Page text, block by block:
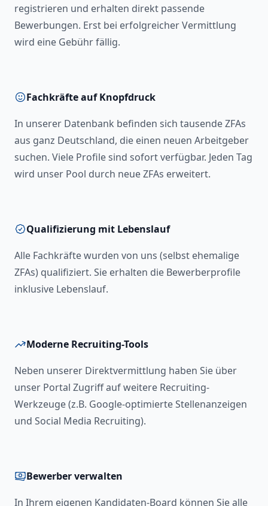
registrieren und erhalten direkt passende
Bewerbungen. Erst bei erfolgreicher Vermittlung
wird eine Gebühr fällig.
Fachkräfte auf Knopfdruck
In unserer Datenbank befinden sich tausende ZFAs
aus ganz Deutschland, die einen neuen Arbeitgeber
suchen. Viele Profile sind sofort verfügbar. Jeden Tag
wird unser Pool durch neue ZFAs erweitert.
Qualifizierung mit Lebenslauf
Alle Fachkräfte wurden von uns (selbst ehemalige
ZFAs) qualifiziert. Sie erhalten die Bewerberprofile
inklusive Lebenslauf.
Moderne Recruiting-Tools
Neben unserer Direktvermittlung haben Sie über
unser Portal Zugriff auf weitere Recruiting-
Werkzeuge (z.B. Google-optimierte Stellenanzeigen
und Social Media Recruiting).
Bewerber verwalten
In Ihrem eigenen Kandidaten-Board können Sie alle